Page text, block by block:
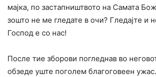
мајка, пo застапништвото на Самата
зошто не ме гледате в очи? Гледајте и
Господ е co нас!
После тие зборови погледнав во
обзеде уште поголем благоговеен ужас.